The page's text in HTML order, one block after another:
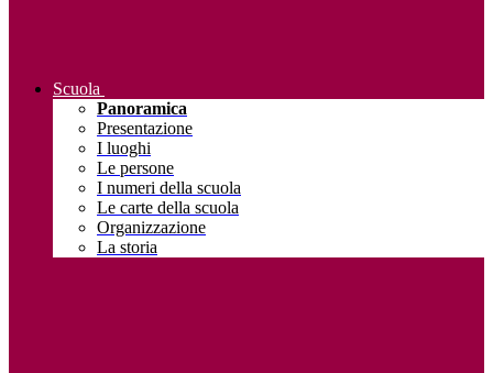
Scuola
Panoramica
Presentazione
I luoghi
Le persone
I numeri della scuola
Le carte della scuola
Organizzazione
La storia